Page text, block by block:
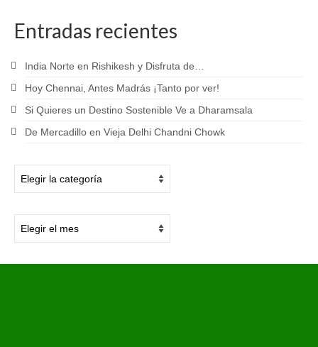
Entradas recientes
India Norte en Rishikesh y Disfruta de…
Hoy Chennai, Antes Madrás ¡Tanto por ver!
Si Quieres un Destino Sostenible Ve a Dharamsala
De Mercadillo en Vieja Delhi Chandni Chowk